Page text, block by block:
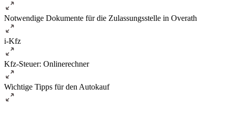
Notwendige Dokumente für die Zulassungsstelle in Overath
i-Kfz
Kfz-Steuer: Onlinerechner
Wichtige Tipps für den Autokauf